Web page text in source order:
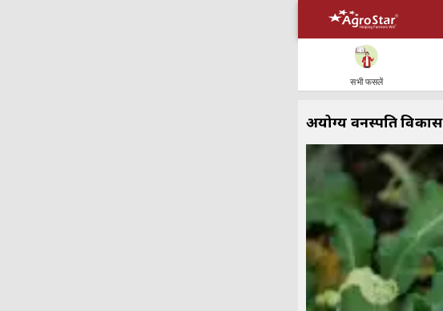
सभी फसलें
अयोग्य वनस्पति विकास